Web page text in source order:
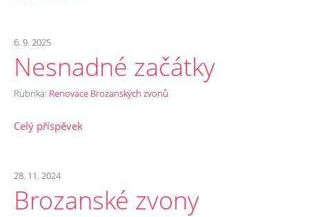
6. 9. 2025
Nesnadné začátky
Rubrika: Renovace Brozanských zvonů
Celý příspěvek
28. 11. 2024
Brozanské zvony